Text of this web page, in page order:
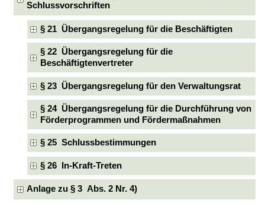
Schlussvorschriften
§ 21 Übergangsregelung für die Beschäftigten
§ 22 Übergangsregelung für die
Beschäftigtenvertreter
§ 23 Übergangsregelung für den Verwaltungsrat
§ 24 Übergangsregelung für die Durchführung von
Förderprogrammen und Fördermaßnahmen
§ 25 Schlussbestimmungen
§ 26 In-Kraft-Treten
Anlage zu § 3 Abs. 2 Nr. 4)